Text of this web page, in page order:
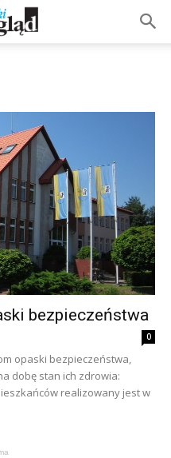
bezpieczeństwa
0
opaski bezpieczeństwa,
dobę stan ich zdrowia:
realizowany jest w